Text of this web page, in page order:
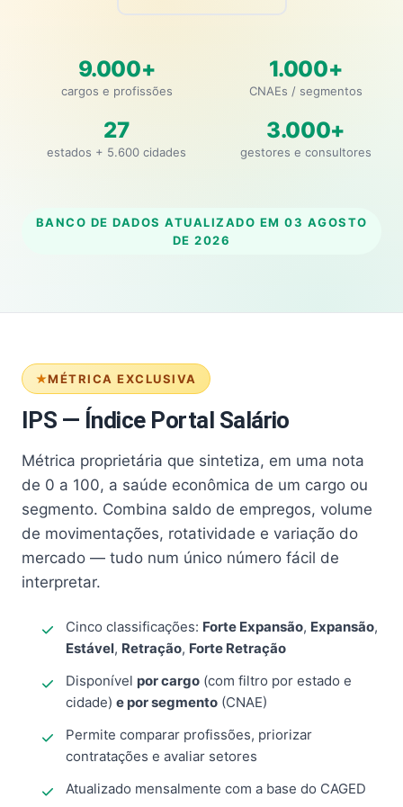
9.000+
cargos e profissões
1.000+
CNAEs / segmentos
27
estados + 5.600 cidades
3.000+
gestores e consultores
BANCO DE DADOS ATUALIZADO EM 03 AGOSTO
DE 2026
MÉTRICA EXCLUSIVA
IPS — Índice Portal Salário
Métrica proprietária que sintetiza, em uma nota
de 0 a 100, a saúde econômica de um cargo ou
segmento. Combina saldo de empregos, volume
de movimentações, rotatividade e variação do
mercado — tudo num único número fácil de
interpretar.
Cinco classificações: Forte Expansão, Expansão,
Estável, Retração, Forte Retração
Disponível por cargo (com filtro por estado e
cidade) e por segmento (CNAE)
Permite comparar profissões, priorizar
contratações e avaliar setores
Atualizado mensalmente com a base do CAGED